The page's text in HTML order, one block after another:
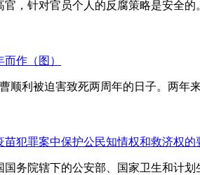
，针对官员个人的反腐策略是安全的
作（图）
顺利被迫害致死两周年的日子。两
苗犯罪案中保护公民知情权和救济权的
国务院辖下的公安部、国家卫生和计